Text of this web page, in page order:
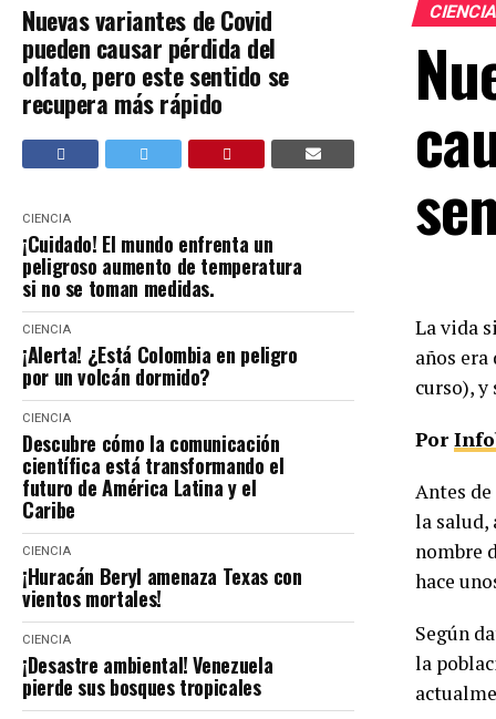
Nuevas variantes de Covid
pueden causar pérdida del
olfato, pero este sentido se
recupera más rápido
CIENCIA
¡Cuidado! El mundo enfrenta un
peligroso aumento de temperatura
si no se toman medidas.
CIENCIA
¡Alerta! ¿Está Colombia en peligro
por un volcán dormido?
CIENCIA
Descubre cómo la comunicación
científica está transformando el
futuro de América Latina y el
Caribe
CIENCIA
¡Huracán Beryl amenaza Texas con
vientos mortales!
CIENCIA
¡Desastre ambiental! Venezuela
pierde sus bosques tropicales
La vida
años
curso),
Por
Antes
la salud,
nombre
hace
Según
la